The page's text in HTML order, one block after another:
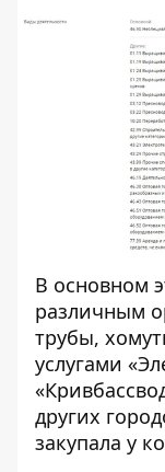
В основном
различным
трубы,
услугами
других
закупала у